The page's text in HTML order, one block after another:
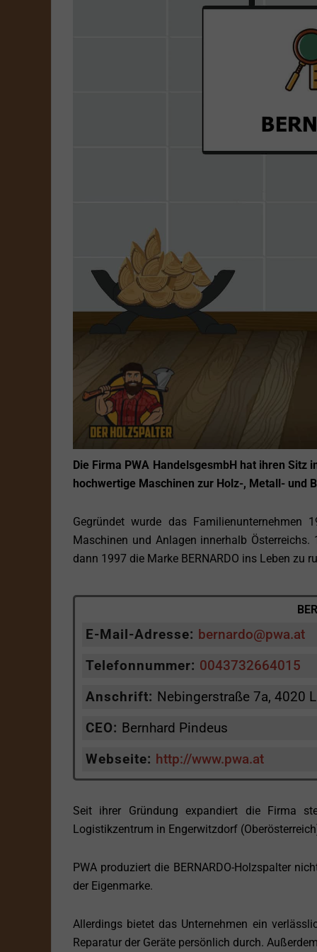
Die Firma PWA HandelsgesmbH hat ihren Sitz
hochwertige Maschinen zur Holz-, Metall- und
Gegründet wurde das
Maschinen und Anlagen innerhalb
dann 1997 die Marke BERNARDO ins Leben zu
E-Mail-Adresse: bernardo@pwa.at
Telefonnummer: 0043732664015
Anschrift: Nebingerstraße 7a, 4020
CEO: Bernhard Pindeus
Webseite: http://www.pwa.at
Seit ihrer Gründung expandiert die Firma
Logistikzentrum in Engerwitzdorf
PWA produziert die BERNARDO-Holzspalter
der Eigenmarke.
Allerdings bietet das Unternehmen ein
Reparatur der Geräte persönlich durch.